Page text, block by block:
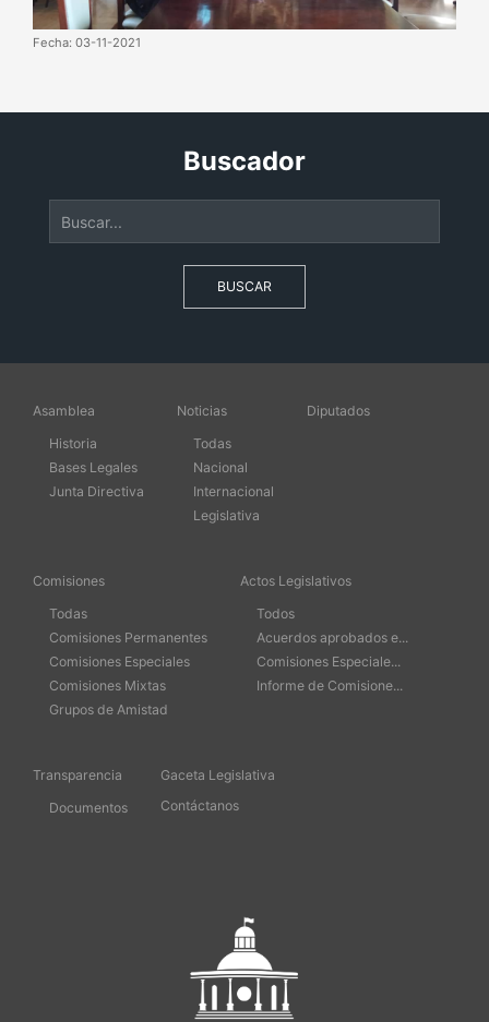
Fecha: 03-11-2021
Buscador
BUSCAR
Asamblea
Historia
Bases Legales
Junta Directiva
Noticias
Todas
Nacional
Internacional
Legislativa
Diputados
Comisiones
Todas
Comisiones Permanentes
Comisiones Especiales
Comisiones Mixtas
Grupos de Amistad
Actos Legislativos
Todos
Acuerdos aprobados e...
Comisiones Especiale...
Informe de Comisione...
Transparencia
Documentos
Gaceta Legislativa
Contáctanos